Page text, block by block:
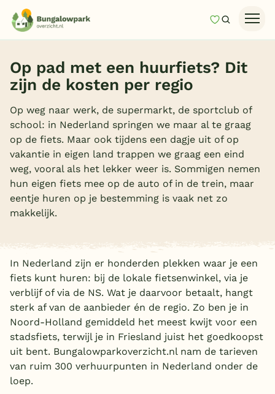
MijnZoeken
Last minutes
Top 12 aanbiedingen
Zomervakantie
Nazomeren
Vakantiehuizen
Vakantiepark keuzehulp
Subtropisch zwembad
Overdekt zwembad
Wildwaterbaan
Indoor speeltuin
Alle populaire faciliteiten
Op pad met een huurfiets? Dit
zijn de kosten per regio
Op weg naar werk, de supermarkt, de sportclub of
school: in Nederland springen we maar al te graag
op de fiets. Maar ook tijdens een dagje uit of op
vakantie in eigen land trappen we graag een eind
weg, vooral als het lekker weer is. Sommigen nemen
hun eigen fiets mee op de auto of in de trein, maar
eentje huren op je bestemming is vaak net zo
makkelijk.
In Nederland zijn er honderden plekken waar je een
fiets kunt huren: bij de lokale fietsenwinkel, via je
verblijf of via de NS. Wat je daarvoor betaalt, hangt
sterk af van de aanbieder én de regio. Zo ben je in
Noord-Holland gemiddeld het meest kwijt voor een
stadsfiets, terwijl je in Friesland juist het goedkoopst
uit bent. Bungalowparkoverzicht.nl nam de tarieven
van ruim 300 verhuurpunten in Nederland onder de
loep.